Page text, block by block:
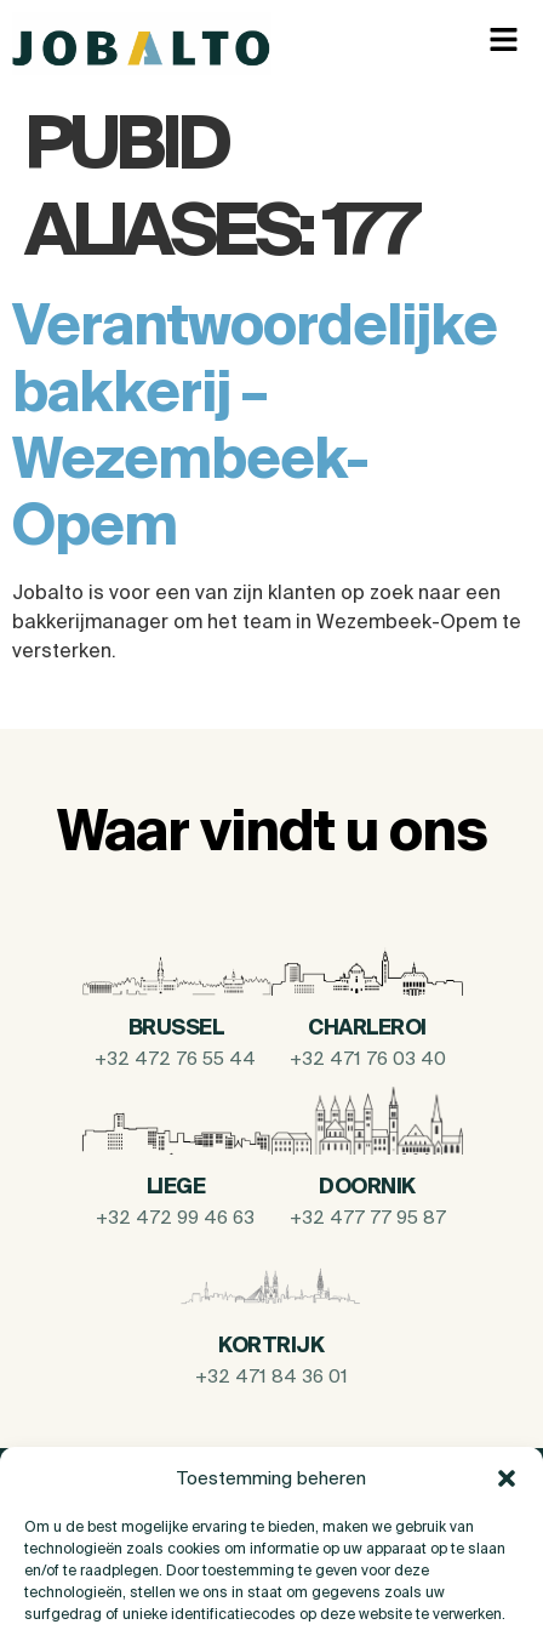
Toestemming beheren
Om u de best mogelijke ervaring te bieden, maken we gebruik van
technologieën zoals cookies om informatie op uw apparaat op te slaan
en/of te raadplegen. Door toestemming te geven voor deze
technologieën, stellen we ons in staat om gegevens zoals uw
surfgedrag of unieke identificatiecodes op deze website te verwerken.
PUBID
ALIASES:177
Verantwoordelijke
bakkerij –
Wezembeek-
Opem
Jobalto is voor een van zijn klanten op zoek naar een
bakkerijmanager om het team in Wezembeek-Opem te
versterken.
Waar vindt u ons
BRUSSEL
+32 472 76 55 44
CHARLEROI
+32 471 76 03 40
LIEGE
+32 472 99 46 63
DOORNIK
+32 477 77 95 87
KORTRIJK
+32 471 84 36 01